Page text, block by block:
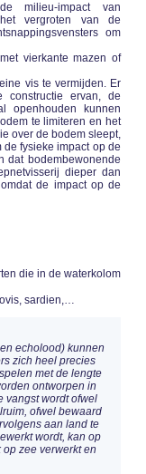
milieu-impact van
vergroten van de
om
vierkante mazen of
vis te vermijden. Er
constructie ervan, de
openhouden kunnen
te limiteren en het
over de bodem sleept,
fysieke impact op de
dat bodembewonende
dieper dan
de impact op de
die in de waterkolom
sardien,…
echolood) kunnen
zich heel precies
met de lengte
ontworpen in
vangst wordt ofwel
ofwel bewaard
aan land te
wordt, kan op
zee verwerkt en